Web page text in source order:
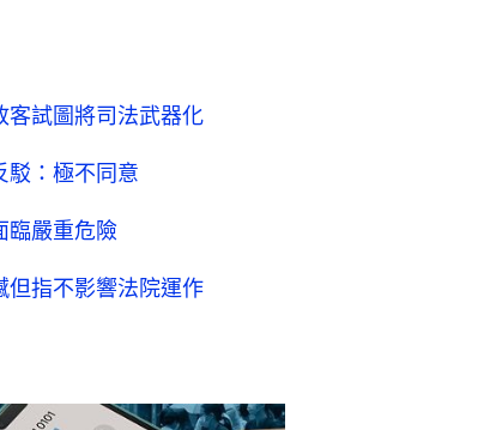
試圖將司法武器化
：極不同意
臨嚴重危險
指不影響法院運作